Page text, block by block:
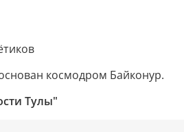
космодром Байконур.
Тулы"